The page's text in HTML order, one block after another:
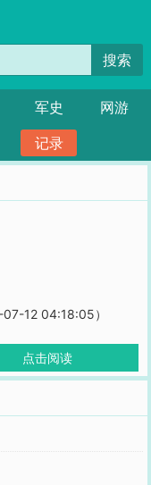
搜索
军史
网游
记录
12 04:18:05）
点击阅读